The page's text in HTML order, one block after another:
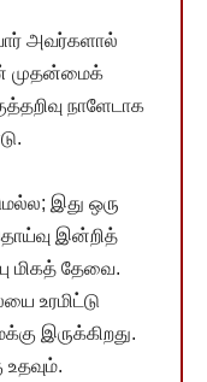
அவர்களால்
முதன்மைக்
நாளேடாக
இது ஒரு
இன்றித்
மிகத் தேவை.
உரமிட்டு
இருக்கிறது.